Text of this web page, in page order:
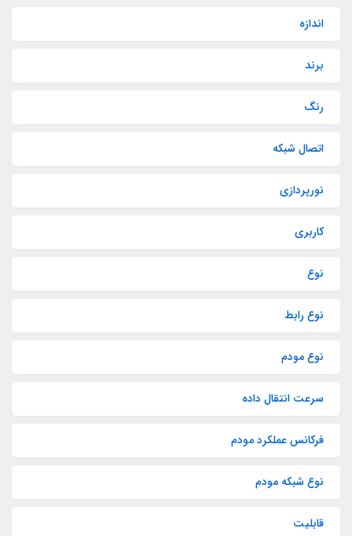
اندازه
برند
رنگ
اتصال شبکه
نورپردازی
کاربری
نوع
نوع رابط
نوع مودم
سرعت انتقال داده‌
فرکانس عملکرد مودم
نوع شبکه مودم
قابلیت‌